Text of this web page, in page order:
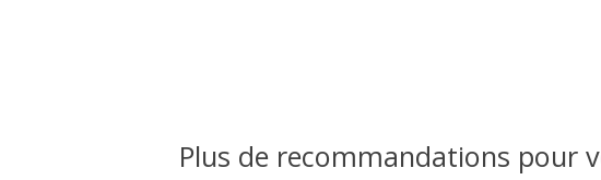
Plus de recommandations pour